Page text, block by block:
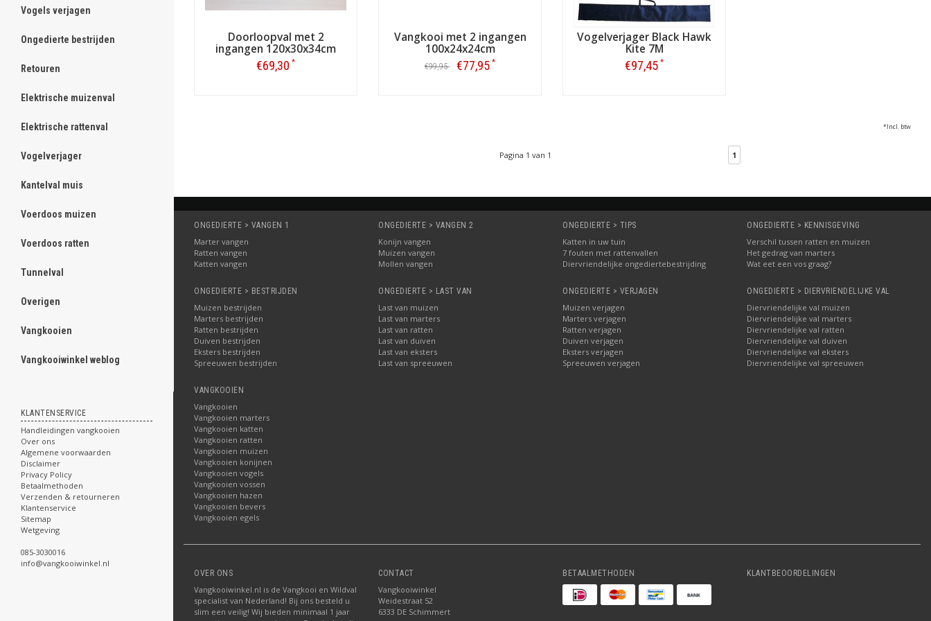
Vogels verjagen
Ongedierte bestrijden
Retouren
Elektrische muizenval
Elektrische rattenval
Vogelverjager
Kantelval muis
Voerdoos muizen
Voerdoos ratten
Tunnelval
Overigen
Vangkooien
Vangkooiwinkel weblog
KLANTENSERVICE
Handleidingen vangkooien
Over ons
Algemene voorwaarden
Disclaimer
Privacy Policy
Betaalmethoden
Verzenden & retourneren
Klantenservice
Sitemap
Wetgeving
085-3030016
info@vangkooiwinkel.nl
ghost
ghost
ghost
ghost
ghost
ghost
ghost
ghost
ghost
ghost
ghost
ghost
.
.
.
.
.
.
.
.
.
.
.
.
.
Doorloopval met 2
ingangen 120x30x34cm
€69,30 *
Vangkooi met 2 ingangen
100x24x24cm
€99,95 €77,95 *
Vogelverjager Black Hawk
Kite 7M
€97,45 *
*Incl. btw
Pagina 1 van 1 1
ONGEDIERTE > VANGEN 1
Marter vangen
Ratten vangen
Katten vangen
ONGEDIERTE > VANGEN 2
Konijn vangen
Muizen vangen
Mollen vangen
ONGEDIERTE > TIPS
Katten in uw tuin
7 fouten met rattenvallen
Diervriendelijke ongediertebestrijding
ONGEDIERTE > KENNISGEVING
Verschil tussen ratten en muizen
Het gedrag van marters
Wat eet een vos graag?
ONGEDIERTE > BESTRIJDEN
Muizen bestrijden
Marters bestrijden
Ratten bestrijden
Duiven bestrijden
Eksters bestrijden
Spreeuwen bestrijden
ONGEDIERTE > LAST VAN
Last van muizen
Last van marters
Last van ratten
Last van duiven
Last van eksters
Last van spreeuwen
ONGEDIERTE > VERJAGEN
Muizen verjagen
Marters verjagen
Ratten verjagen
Duiven verjagen
Eksters verjagen
Spreeuwen verjagen
ONGEDIERTE > DIERVRIENDELIJKE VAL
Diervriendelijke val muizen
Diervriendelijke val marters
Diervriendelijke val ratten
Diervriendelijke val duiven
Diervriendelijke val eksters
Diervriendelijke val spreeuwen
VANGKOOIEN
Vangkooien
Vangkooien marters
Vangkooien katten
Vangkooien ratten
Vangkooien muizen
Vangkooien konijnen
Vangkooien vogels
Vangkooien vossen
Vangkooien hazen
Vangkooien bevers
Vangkooien egels
OVER ONS
Vangkooiwinkel.nl is de Vangkooi en Wildval
specialist van Nederland! Bij ons besteld u
slim een veilig! Wij bieden minimaal 1 jaar
CONTACT
Vangkooiwinkel
Weidestraat 52
6333 DE Schimmert
BETAALMETHODEN KLANTBEOORDELINGEN